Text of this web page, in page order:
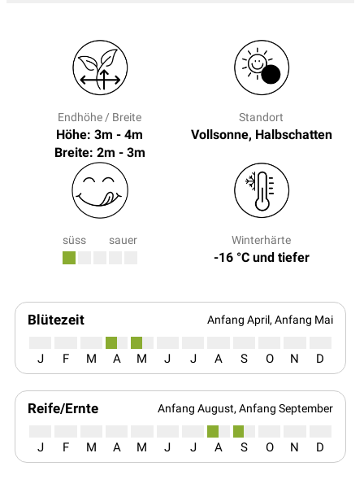
Endhöhe / Breite
Höhe: 3m - 4m
Breite: 2m - 3m
Standort
Vollsonne, Halbschatten
süss sauer Winterhärte
-16 °C und tiefer
Blütezeit Anfang April, Anfang Mai
J F M A M J J A S O N D
Reife/Ernte Anfang August, Anfang September
J F M A M J J A S O N D